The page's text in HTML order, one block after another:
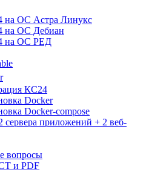
на ОС Астра Линукс
на ОС Дебиан
на ОС РЕД
КС24
Docker
Docker-compose
сервера приложений + 2 веб-
вопросы
и PDF